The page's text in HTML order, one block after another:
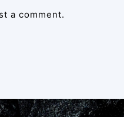
a comment.